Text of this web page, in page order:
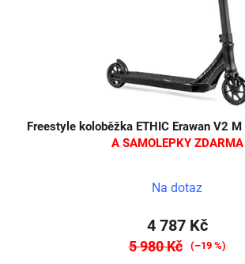
Freestyle koloběžka ETHIC Erawan V2
A SAMOLEPKY ZDARMA
Na dotaz
4 787 Kč
5 980 Kč (–19 %)